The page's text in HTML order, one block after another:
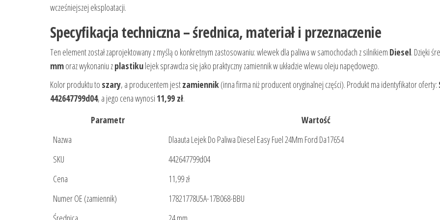
wcześniejszej eksploatacji.
Specyfikacja techniczna – średnica, materiał i przeznaczenie
Ten element został zaprojektowany z myślą o konkretnym zastosowaniu: wlewek dla paliwa w samochodach z silnikiem Diesel. Dzięki
mmoraz wykonaniu zplastikulejek sprawdza się jako praktyczny zamiennik w układzie wlewu oleju napędowego.
Kolor produktu to szary, a producentem jestzamiennik(inna firma niż producent oryginalnej części). Produkt ma identyfikator oferty:
442647799d04, a jego cena wynosi 11,99 zł.
Parametr
Wartość
Nazwa
Dlaauta Lejek Do Paliwa Diesel Easy Fuel 24Mm Ford Da17654
SKU
442647799d04
Cena
11,99 zł
Numer OE (zamiennik)
17821778U5A-17B068-BBU